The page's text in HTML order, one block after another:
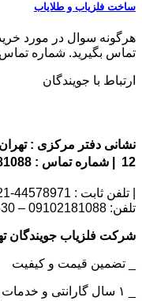
ساخت فلزیاب و طلایاب
هرگونه سوال در مورد
تماس بگیرید. شماره تماس09102191330
ارتباط با جویندگان
نشانی دفتر مرکزی :
12 | شماره تماس : 09102181088
| تلفن ثابت : 44578971-021 | ساعات تماس همه روزه 9 الی 18
تلفن: 09102181088 – 09102191330
شرکت فلزیاب جویندگان
_ تضمین قیمت و کیفیت